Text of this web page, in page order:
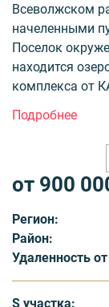
Всеволжском
начеленными
Поселок
находится
комплекса от
Общая
Проект
проданы. В
подряда,
каждому
подъездная
Коттеджный
периметру и
от 900
Регион:
Район:
Удаленность
S участка: